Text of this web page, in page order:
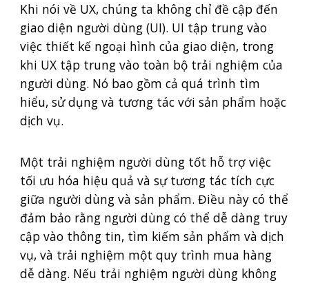
Khi nói về UX, chúng ta không chỉ đề cập đến
giao diện người dùng (UI). UI tập trung vào
việc thiết kế ngoại hình của giao diện, trong
khi UX tập trung vào toàn bộ trải nghiệm của
người dùng. Nó bao gồm cả quá trình tìm
hiểu, sử dụng và tương tác với sản phẩm hoặc
dịch vụ.
Một trải nghiệm người dùng tốt hỗ trợ việc
tối ưu hóa hiệu quả và sự tương tác tích cực
giữa người dùng và sản phẩm. Điều này có thể
đảm bảo rằng người dùng có thể dễ dàng truy
cập vào thông tin, tìm kiếm sản phẩm và dịch
vụ, và trải nghiệm một quy trình mua hàng
dễ dàng. Nếu trải nghiệm người dùng không